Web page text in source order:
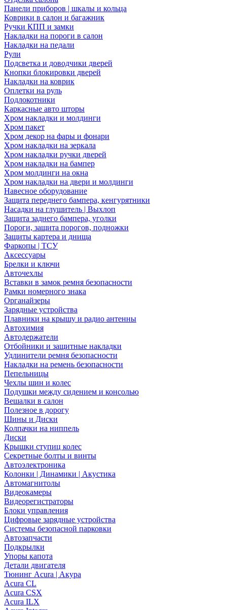
Панели приборов | шкалы и кольца
Коврики в салон и багажник
Ручки КПП и замки
Накладки на пороги в салон
Накладки на педали
Рули
Подсветка и доводчики дверей
Кнопки блокировки дверей
Накладки на коврик
Оплетки на руль
Подлокотники
Каркасные авто шторы
Хром накладки и молдинги
Хром пакет
Хром декор на фары и фонари
Хром накладки на зеркала
Хром накладки ручки дверей
Хром накладки на бампер
Хром молдинги на окна
Хром накладки на двери и молдинги
Навесное оборудование
Защита переднего бампера, кенгурятники
Насадки на глушитель | Выхлоп
Защита заднего бампера, уголки
Пороги, защита порогов, подножки
Защиты картера и днища
Фаркопы | ТСУ
Аксессуары
Брелки и ключи
Авточехлы
Вставки в замок ремня безопасности
Рамки номерного знака
Органайзеры
Зарядные устройства
Плавники на крышу и радио антенны
Автохимия
Автодержатели
Отбойники и защитные накладки
Удлинители ремня безопасности
Накладки на ремень безопасности
Пепельницы
Чехлы шин и колес
Подушки между сидением и консолью
Вешалки в салон
Полезное в дорогу
Шины и Диски
Колпачки на ниппель
Диски
Крышки ступиц колес
Секретные болты и винты
Автоэлектроника
Колонки | Динамики | Акустика
Автомагнитолы
Видеокамеры
Видеорегистраторы
Блоки управления
Цифровые зарядные устройства
Системы безопасной парковки
Автозапчасти
Подкрылки
Упоры капота
Детали двигателя
Тюнинг Acura | Акура
Acura CL
Acura CSX
Acura ILX